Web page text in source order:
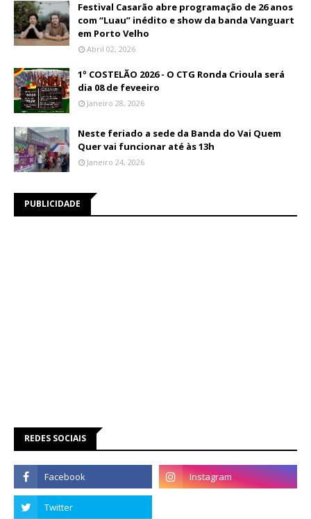
Festival Casarão abre programação de 26 anos
com “Luau” inédito e show da banda Vanguart
em Porto Velho
Abril 02, 2026
1º COSTELÃO 2026 - O CTG Ronda Crioula será
dia 08 de feveeiro
Janeiro 28, 2026
Neste feriado a sede da Banda do Vai Quem
Quer vai funcionar até às 13h
Janeiro 24, 2026
PUBLICIDADE
REDES SOCIAIS